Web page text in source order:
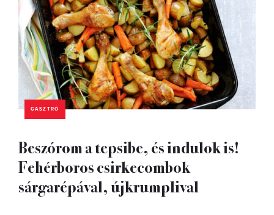
GASZTRÓ
Beszórom a tepsibe, és indulok is!
Fehérboros csirkecombok
sárgarépával, újkrumplival